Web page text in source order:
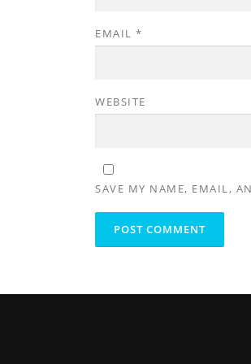
EMAIL *
WEBSITE
SAVE MY NAME, EMAIL,